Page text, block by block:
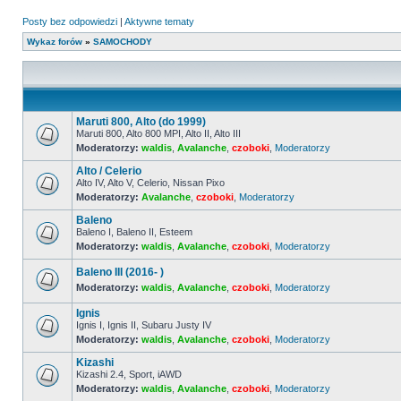
Posty bez odpowiedzi | Aktywne tematy
Wykaz forów » SAMOCHODY
Nie
ma
nieprzeczytanych
postów
Maruti 800, Alto (do 1999)
Maruti 800, Alto 800 MPI, Alto II, Alto III
Moderatorzy: waldis Avalanche czoboki Moderatorzy
Nie
ma
nieprzeczytanych
postów
Alto / Celerio
Alto IV, Alto V, Celerio, Nissan Pixo
Moderatorzy: Avalanche czoboki Moderatorzy
Nie
ma
nieprzeczytanych
postów
Baleno
Baleno I, Baleno II, Esteem
Moderatorzy: waldis Avalanche czoboki Moderatorzy
ma
nieprzeczytanych
postów
Baleno III (2016- )
Moderatorzy: waldis Avalanche czoboki Moderatorzy
Nie
ma
nieprzeczytanych
postów
Ignis
Ignis I, Ignis II, Subaru Justy IV
Moderatorzy: waldis Avalanche czoboki Moderatorzy
Nie
Kizashi
Kizashi 2.4, Sport, iAWD
Moderatorzy: waldis Avalanche czoboki Moderatorzy